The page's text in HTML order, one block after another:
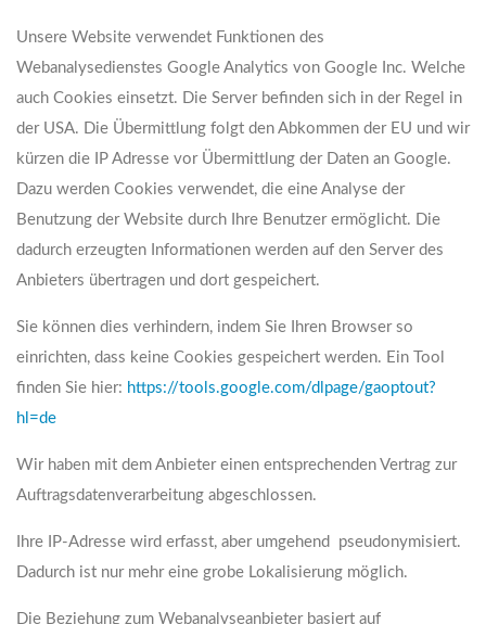
Unsere Website verwendet Funktionen des
Webanalysedienstes Google Analytics von Google Inc. Welche
auch Cookies einsetzt. Die Server befinden sich in der Regel in
der USA. Die Übermittlung folgt den Abkommen der EU und wir
kürzen die IP Adresse vor Übermittlung der Daten an Google.
Dazu werden Cookies verwendet, die eine Analyse der
Benutzung der Website durch Ihre Benutzer ermöglicht. Die
dadurch erzeugten Informationen werden auf den Server des
Anbieters übertragen und dort gespeichert.
Sie können dies verhindern, indem Sie Ihren Browser so
einrichten, dass keine Cookies gespeichert werden. Ein Tool
finden Sie hier: https://tools.google.com/dlpage/gaoptout?
hl=de
Wir haben mit dem Anbieter einen entsprechenden Vertrag zur
Auftragsdatenverarbeitung abgeschlossen.
Ihre IP-Adresse wird erfasst, aber umgehend pseudonymisiert.
Dadurch ist nur mehr eine grobe Lokalisierung möglich.
Die Beziehung zum Webanalyseanbieter basiert auf